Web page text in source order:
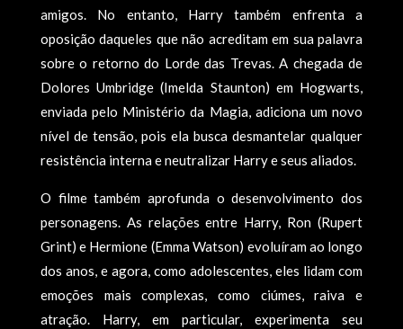
amigos. No entanto, Harry também enfrenta a
oposição daqueles que não acreditam em sua palavra
sobre o retorno do Lorde das Trevas. A chegada de
Dolores Umbridge (Imelda Staunton) em Hogwarts,
enviada pelo Ministério da Magia, adiciona um novo
nível de tensão, pois ela busca desmantelar qualquer
resistência interna e neutralizar Harry e seus aliados.
O filme também aprofunda o desenvolvimento dos
personagens. As relações entre Harry, Ron (Rupert
Grint) e Hermione (Emma Watson) evoluíram ao longo
dos anos, e agora, como adolescentes, eles lidam com
emoções mais complexas, como ciúmes, raiva e
atração. Harry, em particular, experimenta seu